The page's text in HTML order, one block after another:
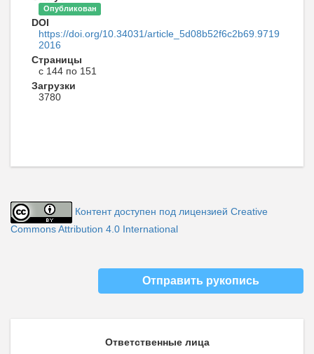
Опубликован
DOI
https://doi.org/10.34031/article_5d08b52f6c2b69.9719
2016
Страницы
с 144 по 151
Загрузки
3780
Контент доступен под лицензией Creative
Commons Attribution 4.0 International
Отправить рукопись
Ответственные лица